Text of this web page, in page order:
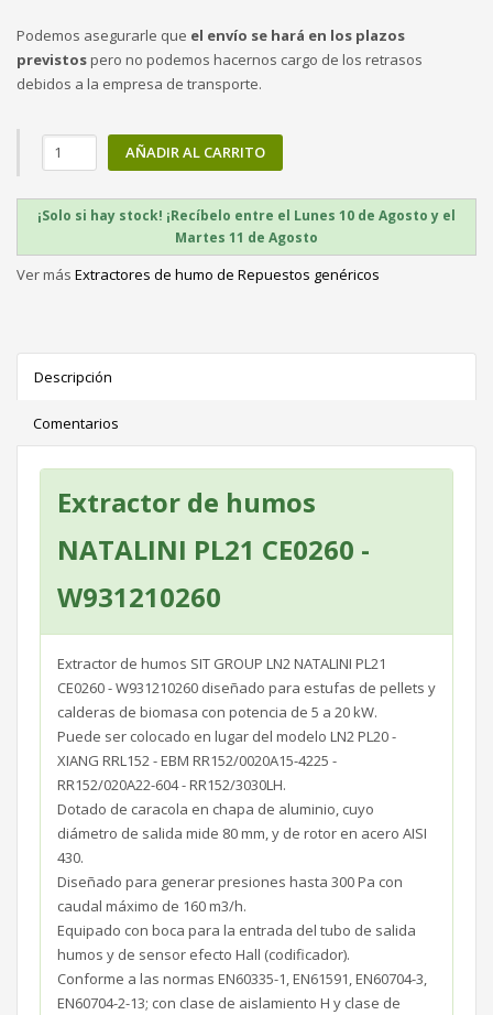
Podemos asegurarle que el envío se hará en los plazos
previstospero no podemos hacernos cargo de los retrasos
debidos a la empresa de transporte.
AÑADIR AL CARRITO
¡Solo si hay stock! ¡Recíbelo entre el Lunes 10 de Agosto y el
Martes 11 de Agosto
Ver más Extractores de humo de Repuestos genéricos
Descripción
Comentarios
Extractor de humos
NATALINI PL21 CE0260 -
W931210260
Extractor de humos SIT GROUP LN2 NATALINI PL21
CE0260 - W931210260 diseñado para estufas de pellets y
calderas de biomasa con potencia de 5 a 20 kW.
Puede ser colocado en lugar del modelo LN2 PL20 -
XIANG RRL152 - EBM RR152/0020A15-4225 -
RR152/020A22-604 - RR152/3030LH.
Dotado de caracola en chapa de aluminio, cuyo
diámetro de salida mide 80 mm, y de rotor en acero AISI
430.
Diseñado para generar presiones hasta 300 Pa con
caudal máximo de 160 m3/h.
Equipado con boca para la entrada del tubo de salida
humos y de sensor efecto Hall (codificador).
Conforme a las normas EN60335-1, EN61591, EN60704-3,
EN60704-2-13; con clase de aislamiento H y clase de